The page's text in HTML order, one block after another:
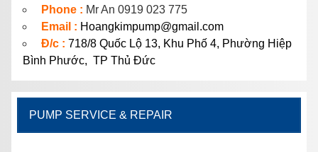
Phone : Mr An 0919 023 775
Email : Hoangkimpump@gmail.com
Đ/c : 718/8 Quốc Lộ 13, Khu Phố 4, Phường Hiệp
Bình Phước, TP Thủ Đức
PUMP SERVICE & REPAIR